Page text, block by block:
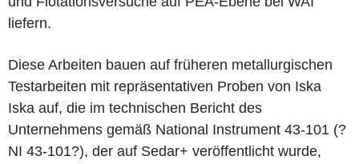
liefern.
Diese Arbeiten bauen auf früheren metallurgischen
Testarbeiten mit repräsentativen Proben von Iska
Iska auf, die im technischen Bericht des
Unternehmens gemäß National Instrument 43-101 (?
NI 43-101?), der auf Sedar+ veröffentlicht wurde,